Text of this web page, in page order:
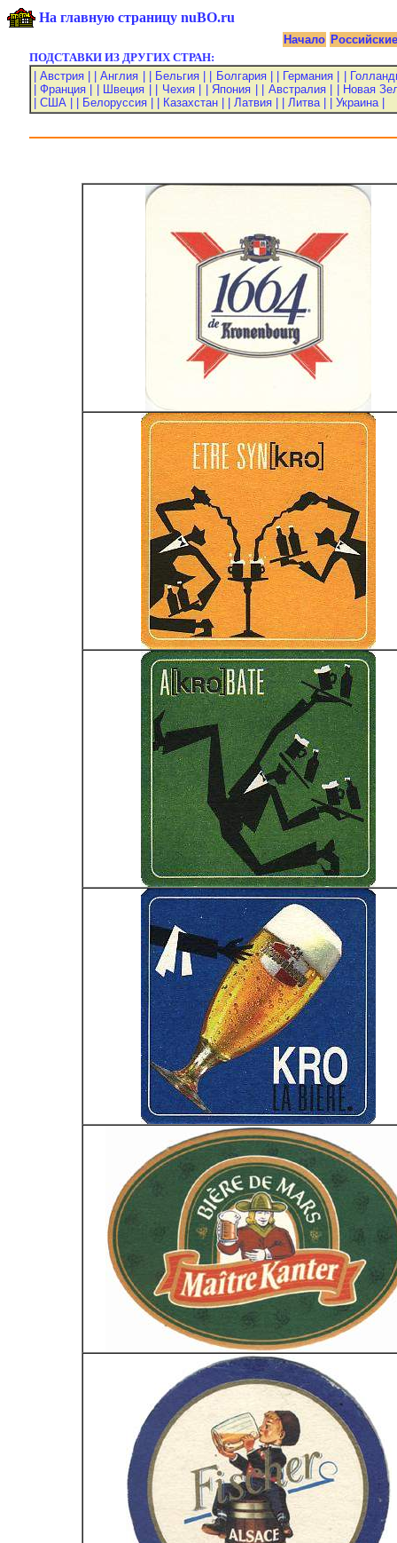
На главную страницу nuBO.ru
Начало Российские
ПОДСТАВКИ ИЗ ДРУГИХ СТРАН:
| Австрия |
| Англия | | Бельгия | | Болгария | | Германия |
|
| Франция |
| Швеция | | Чехия | | Япония | | Австралия |
| Новая
| США |
| Белоруссия | | Казахстан | | Латвия | | Литва | | Украина |